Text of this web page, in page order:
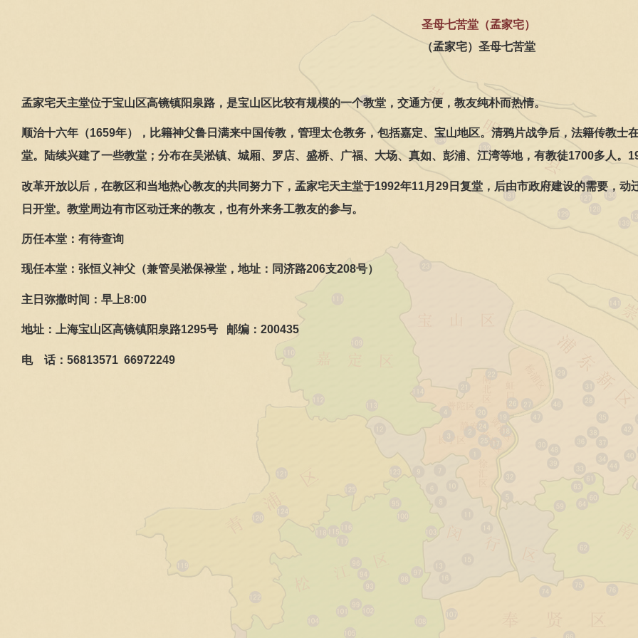
圣母七苦堂（孟家宅）
（孟家宅） 圣母七苦堂
孟家宅天主堂位于宝山区高镜镇阳泉路，是宝山区比较有规模的一个教堂，交通方便，教友纯朴而热情。
顺治十六年（1659年），比籍神父鲁日满来中国传教，管理太仓教务，包括嘉定、宝山地区。清鸦片战争后，法籍传教士
堂。陆续兴建了一些教堂；分布在吴淞镇、城厢、罗店、盛桥、广福、大场、真如、彭浦、江湾等地，有教徒1700多人。
改革开放以后，在教区和当地热心教友的共同努力下，孟家宅天主堂于1992年11月 29 日复堂，后由市政府建设的需要，
日开堂。教堂周边有市区动迁来的教友，也有外来务工教友的参与。
历任本堂：有待查询
现任本堂：张恒义神父（兼管吴淞保禄堂，地址：同济路206支208号）
主日弥撒时间：早上8:00
地址：上海宝山区高镜镇阳泉路1295号 邮编： 200435
电 话： 56813571 66972249